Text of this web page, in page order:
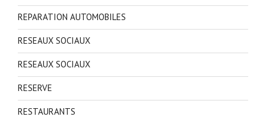
REPARATION AUTOMOBILES
RESEAUX SOCIAUX
RESEAUX SOCIAUX
RESERVE
RESTAURANTS